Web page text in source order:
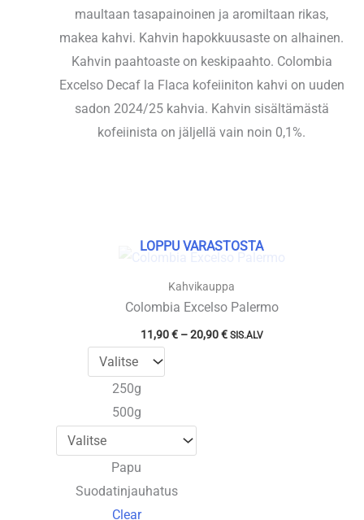
maultaan tasapainoinen ja aromiltaan rikas,
makea kahvi. Kahvin hapokkuusaste on alhainen.
Kahvin paahtoaste on keskipaahto. Colombia
Excelso Decaf la Flaca kofeiiniton kahvi on uuden
sadon 2024/25 kahvia. Kahvin sisältämästä
kofeiinista on jäljellä vain noin 0,1%.
LOPPU VARASTOSTA
Kahvikauppa
Colombia Excelso Palermo
11,90€ – 20,90€Hintaluokka:
11,90 €
SIS.ALV
250g
500g
Papu
Suodatinjauhatus
Clear